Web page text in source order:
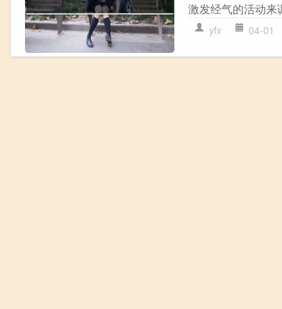
激发经气的活动来
yfx 04-01